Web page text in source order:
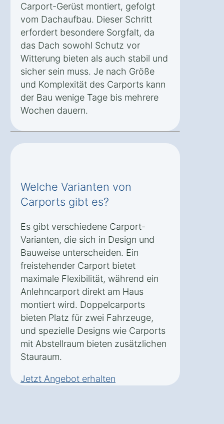
Carport-Gerüst montiert, gefolgt
vom Dachaufbau. Dieser Schritt
erfordert besondere Sorgfalt, da
das Dach sowohl Schutz vor
Witterung bieten als auch stabil und
sicher sein muss. Je nach Größe
und Komplexität des Carports kann
der Bau wenige Tage bis mehrere
Wochen dauern.
Welche Varianten von
Carports gibt es?
Es gibt verschiedene Carport-
Varianten, die sich in Design und
Bauweise unterscheiden. Ein
freistehender Carport bietet
maximale Flexibilität, während ein
Anlehncarport direkt am Haus
montiert wird. Doppelcarports
bieten Platz für zwei Fahrzeuge,
und spezielle Designs wie Carports
mit Abstellraum bieten zusätzlichen
Stauraum.
Jetzt Angebot erhalten